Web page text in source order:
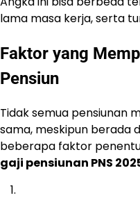
lama masa kerja, serta
Faktor yang
Pensiun
Tidak semua pensiunan
sama, meskipun berada
beberapa faktor
gaji pensiunan PNS